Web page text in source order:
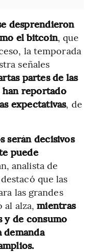
desprendieron
el bitcoin, que
la temporada
señales
partes de las
han reportado
expectativas, de
serán decisivos
puede
analista de
que las
las grandes
al alza,mientras
y de consumo